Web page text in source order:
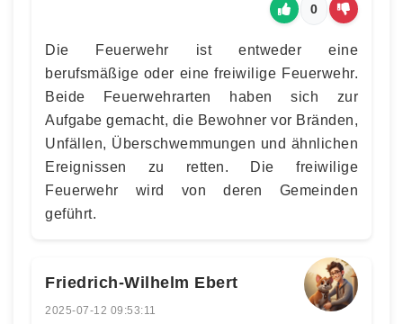
0
Die Feuerwehr ist entweder eine
berufsmäßige oder eine freiwilige Feuerwehr.
Beide Feuerwehrarten haben sich zur
Aufgabe gemacht, die Bewohner vor Bränden,
Unfällen, Überschwemmungen und ähnlichen
Ereignissen zu retten. Die freiwilige
Feuerwehr wird von deren Gemeinden
geführt.
Friedrich-Wilhelm Ebert
2025-07-12 09:53:11